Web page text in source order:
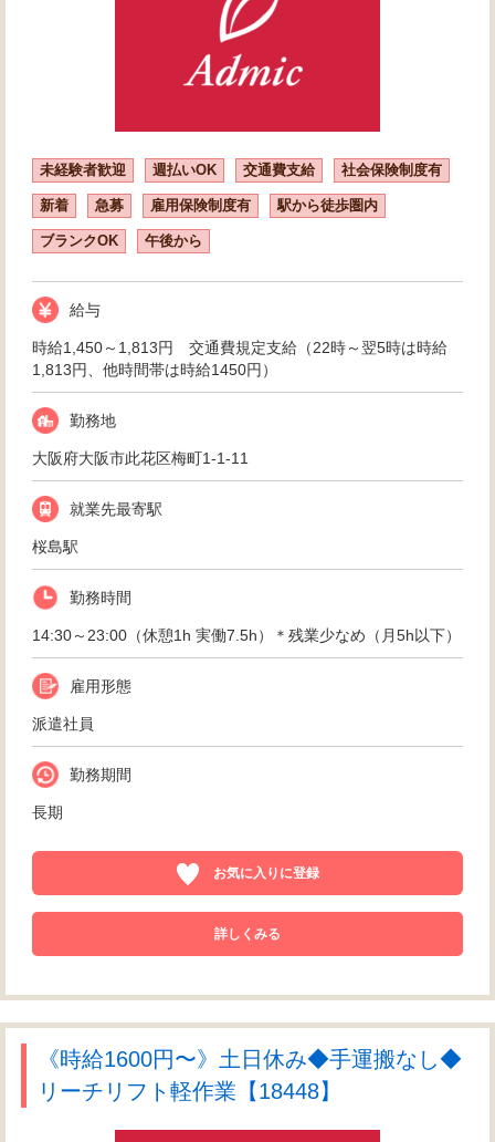
未経験者歓迎 週払いOK 交通費支給 社会保険制度有
新着 急募 雇用保険制度有 駅から徒歩圏内
ブランクOK 午後から
給与
時給1,450～1,813円 交通費規定支給（22時～翌5時は時給
1,813円、他時間帯は時給1450円）
勤務地
大阪府大阪市此花区梅町1-1-11
就業先最寄駅
桜島駅
勤務時間
14:30～23:00（休憩1h 実働7.5h）＊残業少なめ（月5h以下）
雇用形態
派遣社員
勤務期間
長期
お気に入りに登録
詳しくみる
《時給1600円〜》土日休み◆手運搬なし◆
リーチリフト軽作業【18448】